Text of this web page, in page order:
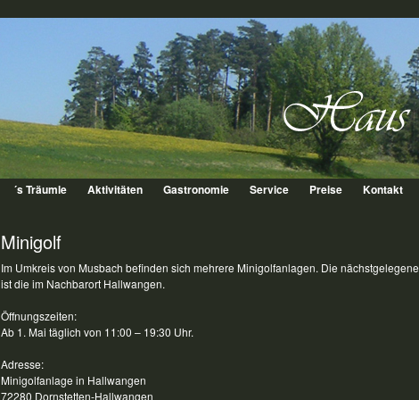
´s Träumle Aktivitäten Gastronomie Service Preise Kontakt
Minigolf
Im Umkreis von Musbach befinden sich mehrere Minigolfanlagen. Die nächstgelegene
ist die im Nachbarort Hallwangen.
Öffnungszeiten:
Ab 1. Mai täglich von 11:00 – 19:30 Uhr.
Adresse:
Minigolfanlage in Hallwangen
72280 Dornstetten-Hallwangen